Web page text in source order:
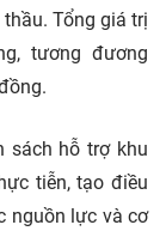
Tổng giá trị
tương đương
sách hỗ trợ khu
tiễn, tạo điều
nguồn lực và cơ